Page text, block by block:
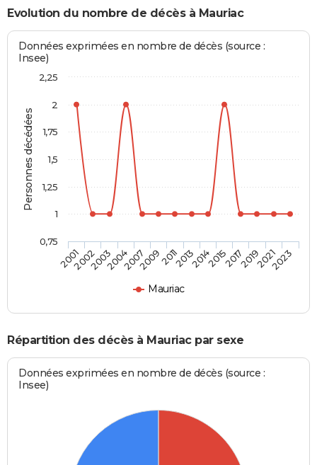
Evolution du nombre de décès à Mauriac
Personnes décédées
Données exprimées en nombre de décès (source :
Insee)
Mauriac
20012002200320042007200920112013201420152017201920212023
0,75
1
1,25
1,5
1,75
2
2,25
Répartition des décès à Mauriac par sexe
Données exprimées en nombre de décès (source :
Insee)